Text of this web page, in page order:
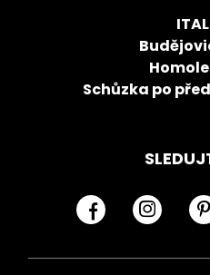
Homole
Schůzka po